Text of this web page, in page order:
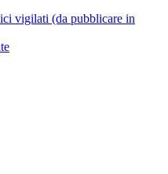
vigilati (da pubblicare in